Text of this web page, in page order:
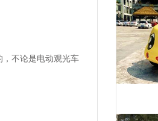
不论是电动观光车